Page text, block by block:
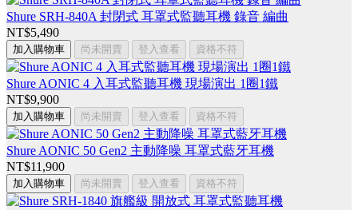
Shure SRH-840A 封閉式 耳罩式監聽耳機 錄音 編曲
NT$5,490
加入購物車 尚未開賣 登入查看 資格不符
Shure AONIC 4 入耳式監聽耳機 現場演出 1圈1鐵
NT$9,900
加入購物車 尚未開賣 登入查看 資格不符
Shure AONIC 50 Gen2 主動降噪 耳罩式藍牙耳機
NT$11,900
加入購物車 尚未開賣 登入查看 資格不符